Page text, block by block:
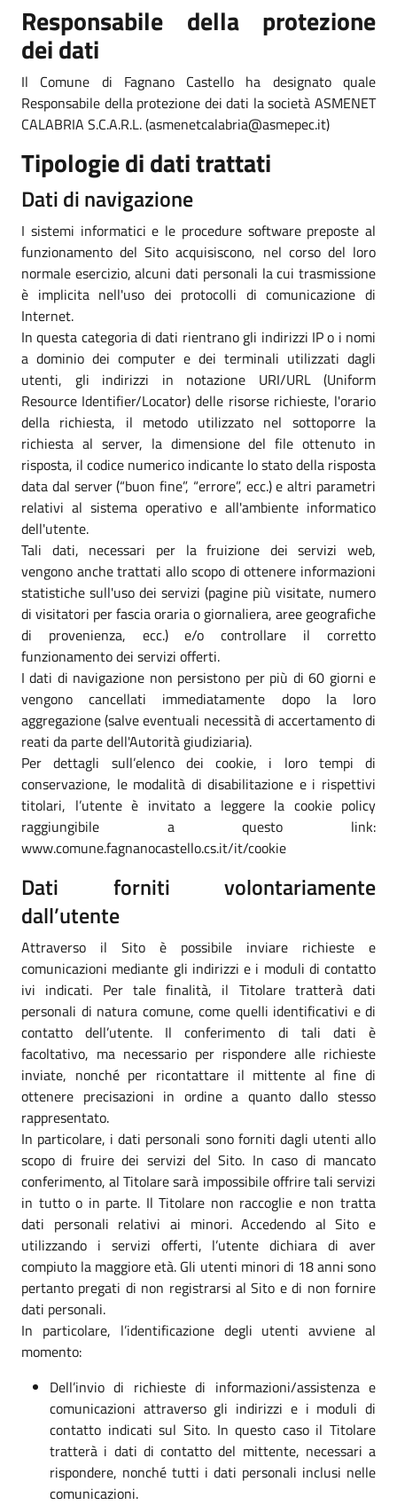
Responsabile della protezione
dei dati
Il Comune di Fagnano Castello ha designato quale
Responsabile della protezione dei dati la società ASMENET
CALABRIA S.C.A.R.L. (asmenetcalabria@asmepec.it)
Tipologie di dati trattati
Dati di navigazione
I sistemi informatici e le procedure software preposte al
funzionamento del Sito acquisiscono, nel corso del loro
normale esercizio, alcuni dati personali la cui trasmissione
è implicita nell'uso dei protocolli di comunicazione di
Internet.
In questa categoria di dati rientrano gli indirizzi IP o i nomi
a dominio dei computer e dei terminali utilizzati dagli
utenti, gli indirizzi in notazione URI/URL (Uniform
Resource Identifier/Locator) delle risorse richieste, l'orario
della richiesta, il metodo utilizzato nel sottoporre la
richiesta al server, la dimensione del file ottenuto in
risposta, il codice numerico indicante lo stato della risposta
data dal server (“buon fine”, “errore”, ecc.) e altri parametri
relativi al sistema operativo e all'ambiente informatico
dell'utente.
Tali dati, necessari per la fruizione dei servizi web,
vengono anche trattati allo scopo di ottenere informazioni
statistiche sull'uso dei servizi (pagine più visitate, numero
di visitatori per fascia oraria o giornaliera, aree geografiche
di provenienza, ecc.) e/o controllare il corretto
funzionamento dei servizi offerti.
I dati di navigazione non persistono per più di 60 giorni e
vengono cancellati immediatamente dopo la loro
aggregazione (salve eventuali necessità di accertamento di
reati da parte dell'Autorità giudiziaria).
Per dettagli sull’elenco dei cookie, i loro tempi di
conservazione, le modalità di disabilitazione e i rispettivi
titolari, l’utente è invitato a leggere la cookie policy
raggiungibile a questo link:
www.comune.fagnanocastello.cs.it/it/cookie
Dati forniti volontariamente
dall’utente
Attraverso il Sito è possibile inviare richieste e
comunicazioni mediante gli indirizzi e i moduli di contatto
ivi indicati. Per tale finalità, il Titolare tratterà dati
personali di natura comune, come quelli identificativi e di
contatto dell’utente. Il conferimento di tali dati è
facoltativo, ma necessario per rispondere alle richieste
inviate, nonché per ricontattare il mittente al fine di
ottenere precisazioni in ordine a quanto dallo stesso
rappresentato.
In particolare, i dati personali sono forniti dagli utenti allo
scopo di fruire dei servizi del Sito. In caso di mancato
conferimento, al Titolare sarà impossibile offrire tali servizi
in tutto o in parte. Il Titolare non raccoglie e non tratta
dati personali relativi ai minori. Accedendo al Sito e
utilizzando i servizi offerti, l’utente dichiara di aver
compiuto la maggiore età. Gli utenti minori di 18 anni sono
pertanto pregati di non registrarsi al Sito e di non fornire
dati personali.
In particolare, l’identificazione degli utenti avviene al
momento:
Dell’invio di richieste di informazioni/assistenza e
comunicazioni attraverso gli indirizzi e i moduli di
contatto indicati sul Sito. In questo caso il Titolare
tratterà i dati di contatto del mittente, necessari a
rispondere, nonché tutti i dati personali inclusi nelle
comunicazioni.